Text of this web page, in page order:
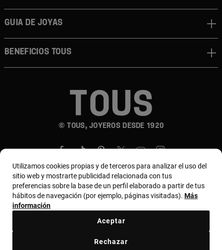
© TOUS, JOYEROS DESDE 1920
Guia de joyas
Beneficios TOUS
País y moneda:Costa Rica / US Dollar
Utilizamos cookies propias y de terceros para analizar el uso del
sitio web y mostrarte publicidad relacionada con tus
preferencias sobre la base de un perfil elaborado a partir de tus
hábitos de navegación (por ejemplo, páginas visitadas). Más
información
Rechazar
Aceptar